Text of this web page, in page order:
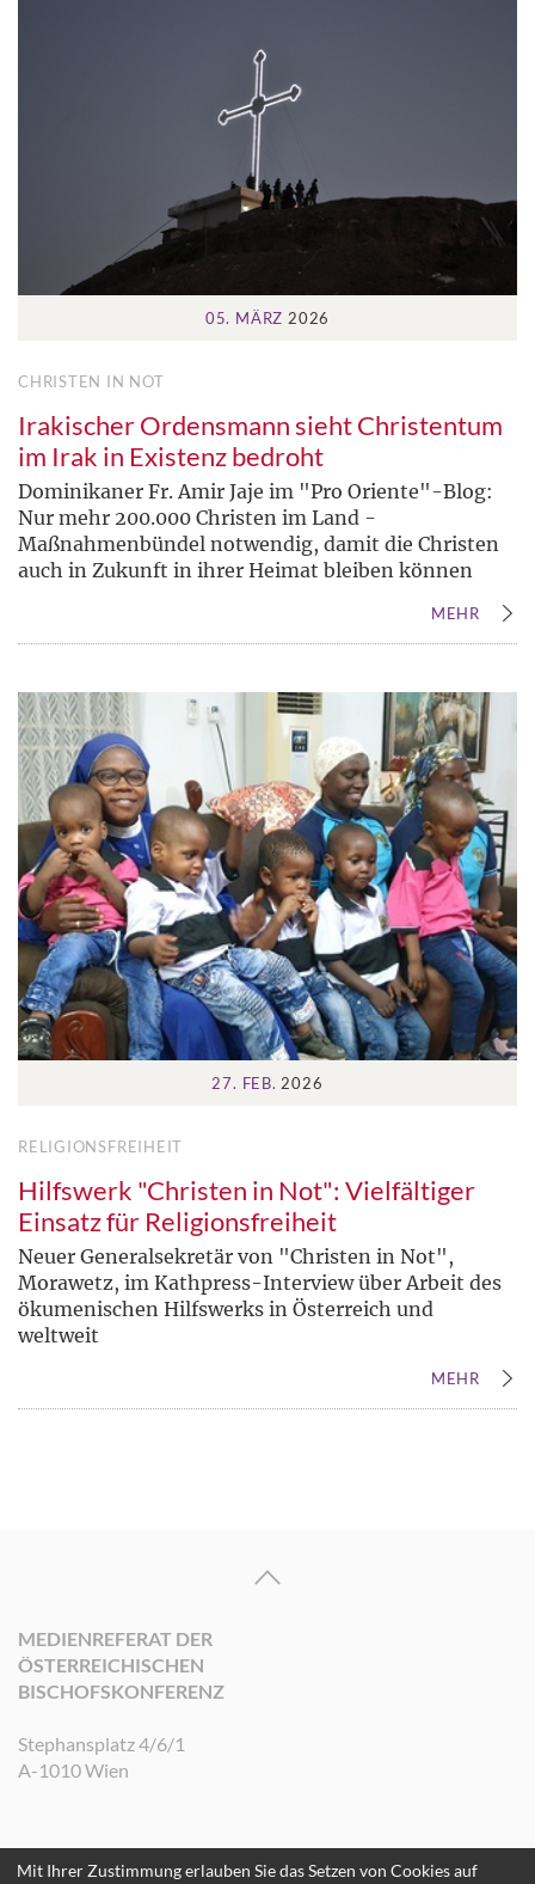
05. MÄRZ 2026
CHRISTEN IN NOT
Irakischer Ordensmann sieht Christentum
im Irak in Existenz bedroht
Dominikaner Fr. Amir Jaje im "Pro Oriente"-Blog:
Nur mehr 200.000 Christen im Land -
Maßnahmenbündel notwendig, damit die Christen
auch in Zukunft in ihrer Heimat bleiben können
MEHR
27. FEB. 2026
RELIGIONSFREIHEIT
Hilfswerk "Christen in Not": Vielfältiger
Einsatz für Religionsfreiheit
Neuer Generalsekretär von "Christen in Not",
Morawetz, im Kathpress-Interview über Arbeit des
ökumenischen Hilfswerks in Österreich und
weltweit
MEHR
MEDIENREFERAT DER
ÖSTERREICHISCHEN
BISCHOFSKONFERENZ
Stephansplatz 4/6/1
A-1010 Wien
©2026 Medienreferat der Österreichischen Bischofskonferenz. Alle Rechte
Mit Ihrer Zustimmung erlauben Sie das Setzen von Cookies auf